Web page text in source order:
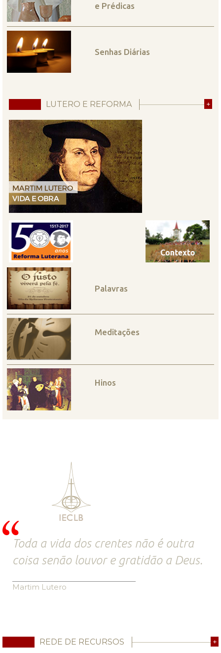
e Prédicas
Senhas Diárias
LUTERO E REFORMA +
Palavras
Meditações
Hinos
Toda a vida dos crentes não é outra
coisa senão louvor e gratidão a Deus.
Martim Lutero
REDE DE RECURSOS +